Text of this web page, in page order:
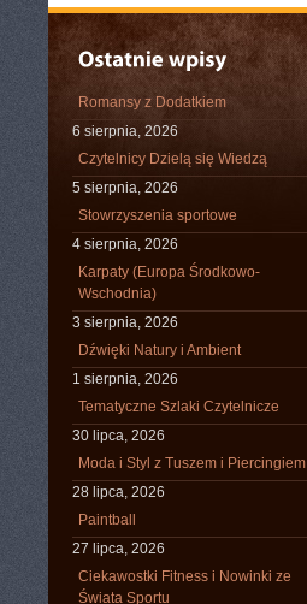
Romansy z Dodatkiem
6 sierpnia, 2026
Czytelnicy Dzielą się Wiedzą
5 sierpnia, 2026
Stowrzyszenia sportowe
4 sierpnia, 2026
Karpaty (Europa Środkowo-
Wschodnia)
3 sierpnia, 2026
Dźwięki Natury i Ambient
1 sierpnia, 2026
Tematyczne Szlaki Czytelnicze
30 lipca, 2026
Moda i Styl z Tuszem i Piercingiem
28 lipca, 2026
Paintball
27 lipca, 2026
Ciekawostki Fitness i Nowinki ze
Świata Sportu